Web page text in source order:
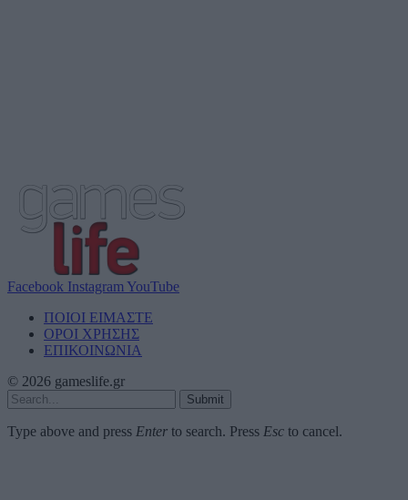
Facebook InstagramYouTube
ΠΟΙΟΙ ΕΙΜΑΣΤΕ
ΟΡΟΙ ΧΡΗΣΗΣ
ΕΠΙΚΟΙΝΩΝΙΑ
© 2026 gameslife.gr
Submit
Type above and press Enter to search. Press Esc to cancel.